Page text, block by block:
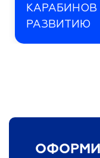
КАРАБИНОВ
РАЗВИТИЮ